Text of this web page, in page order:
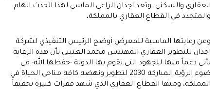
العقاري والسكني، وتعد اجدان الراعي الماسي لهذا الحدث الهام
والمتجدد في القطاع العقاري بالمملكة،
وعن رعايتها الماسية للمعرض أوضح الرئيس التنفيذي لشركة
اجدان للتطوير العقاري المهندس محمد العتيبي بأن هذه الرعاية
تأتي دعماً منها للجهود التي تقوم بها الدولة -حفظها الله- في
ضوء الرؤية المباركة 2030 لتطوير ونهضة كافة مناحي الحياة في
المملكة، ومنها القطاع العقاري الذي شهد قفزات كبيرة تحقيقاً